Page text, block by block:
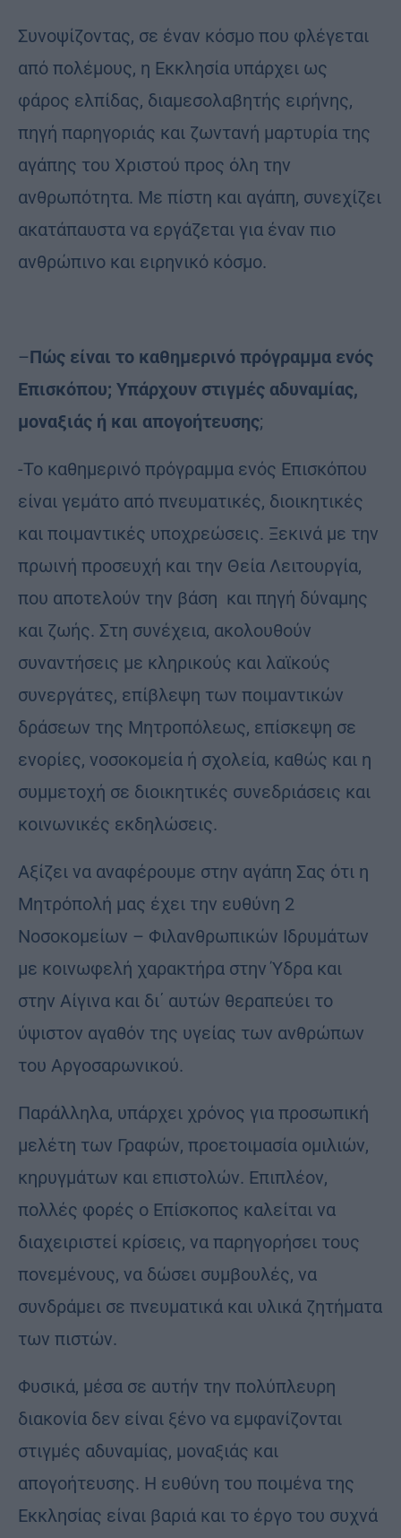
Συνοψίζοντας, σε έναν κόσμο που φλέγεται
από πολέμους, η Εκκλησία υπάρχει ως
φάρος ελπίδας, διαμεσολαβητής ειρήνης,
πηγή παρηγοριάς και ζωντανή μαρτυρία της
αγάπης του Χριστού προς όλη την
ανθρωπότητα. Με πίστη και αγάπη, συνεχίζει
ακατάπαυστα να εργάζεται για έναν πιο
ανθρώπινο και ειρηνικό κόσμο.
–Πώς είναι το καθημερινό πρόγραμμα ενός
Επισκόπου; Υπάρχουν στιγμές αδυναμίας,
μοναξιάς ή και απογοήτευσης;
-Το καθημερινό πρόγραμμα ενός Επισκόπου
είναι γεμάτο από πνευματικές, διοικητικές
και ποιμαντικές υποχρεώσεις. Ξεκινά με την
πρωινή προσευχή και την Θεία Λειτουργία,
που αποτελούν την βάση και πηγή δύναμης
και ζωής. Στη συνέχεια, ακολουθούν
συναντήσεις με κληρικούς και λαϊκούς
συνεργάτες, επίβλεψη των ποιμαντικών
δράσεων της Μητροπόλεως, επίσκεψη σε
ενορίες, νοσοκομεία ή σχολεία, καθώς και η
συμμετοχή σε διοικητικές συνεδριάσεις και
κοινωνικές εκδηλώσεις.
Αξίζει να αναφέρουμε στην αγάπη Σας ότι η
Μητρόπολή μας έχει την ευθύνη 2
Νοσοκομείων – Φιλανθρωπικών Ιδρυμάτων
με κοινωφελή χαρακτήρα στην Ύδρα και
στην Αίγινα και δι΄ αυτών θεραπεύει το
ύψιστον αγαθόν της υγείας των ανθρώπων
του Αργοσαρωνικού.
Παράλληλα, υπάρχει χρόνος για προσωπική
μελέτη των Γραφών, προετοιμασία ομιλιών,
κηρυγμάτων και επιστολών. Επιπλέον,
πολλές φορές ο Επίσκοπος καλείται να
διαχειριστεί κρίσεις, να παρηγορήσει τους
πονεμένους, να δώσει συμβουλές, να
συνδράμει σε πνευματικά και υλικά ζητήματα
των πιστών.
Φυσικά, μέσα σε αυτήν την πολύπλευρη
διακονία δεν είναι ξένο να εμφανίζονται
στιγμές αδυναμίας, μοναξιάς και
απογοήτευσης. Η ευθύνη του ποιμένα της
Εκκλησίας είναι βαριά και το έργο του συχνά